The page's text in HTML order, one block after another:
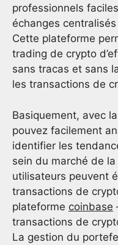
professionnels
échanges centralisés
Cette plateforme
trading de crypto
sans tracas et sans
les transactions de
Basiquement, avec
pouvez facilement
identifier les
sein du marché de
utilisateurs peuvent
transactions de
plateforme coinbase
transactions de
La gestion du